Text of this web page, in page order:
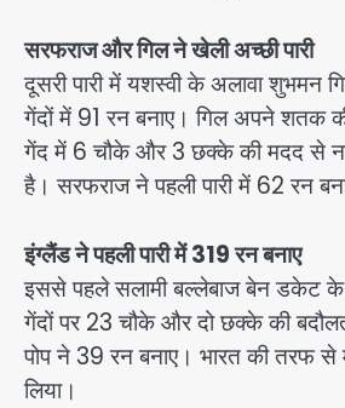
सरफराज और गिल ने खेली अच्छी पारी
दूसरी पारी में यशस्वी के अलावा शुभमन
गेंदों में 91 रन बनाए। गिल अपने शतक
गेंद में 6 चौके और 3 छक्के की मदद से
है। सरफराज ने पहली पारी में 62 रन
इंग्लैंड ने पहली पारी में 319 रन बनाए
इससे पहले सलामी बल्लेबाज बेन डकेट के
गेंदों पर 23 चौके और दो छक्के की
पोप ने 39 रन बनाए। भारत की तरफ
लिया।